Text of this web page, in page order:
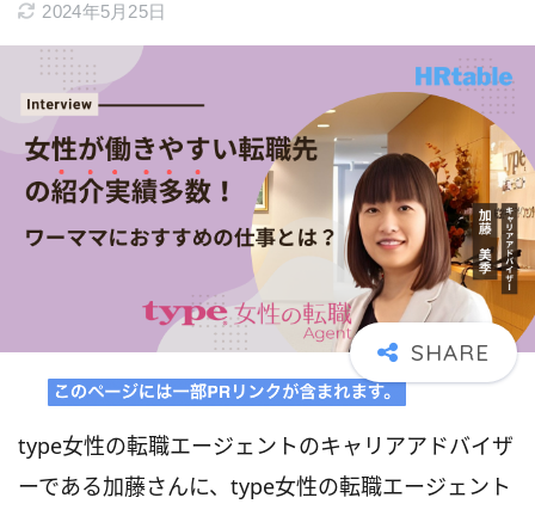
2024年5月25日
type女性の転職エージェントのキャリアアドバイザ
ーである加藤さんに、type女性の転職エージェント